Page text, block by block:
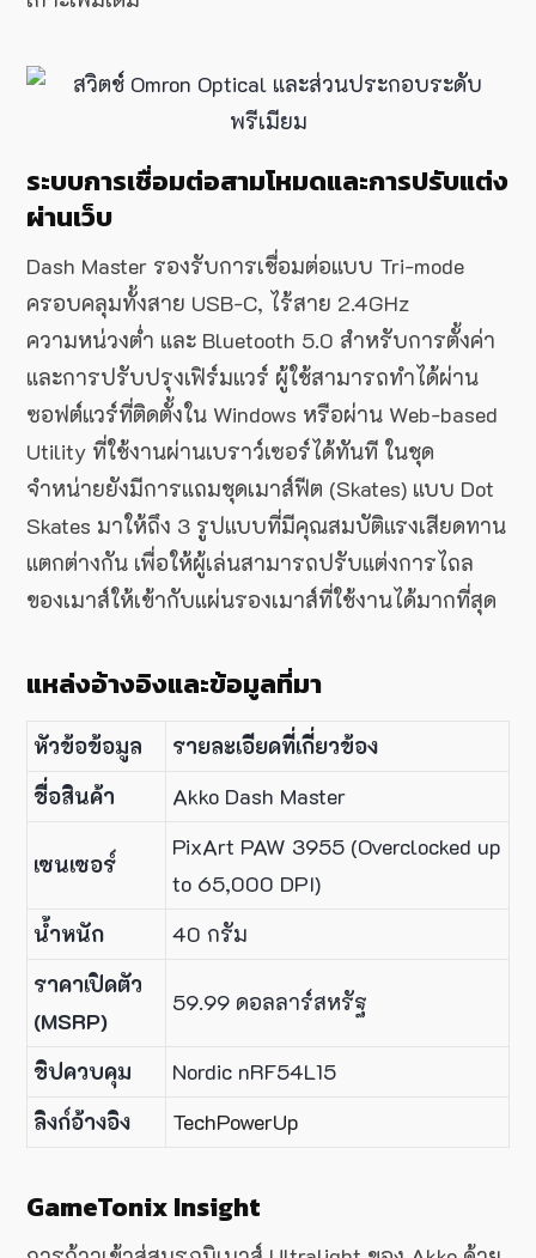
ระบบการเชื่อมต่อสามโหมดและการปรับแต่ง
ผ่านเว็บ
Dash Master รองรับการเชื่อมต่อแบบ Tri-mode
ครอบคลุมทั้งสาย USB-C, ไร้สาย 2.4GHz
ความหน่วงต่ำ และ Bluetooth 5.0 สำหรับการตั้งค่า
และการปรับปรุงเฟิร์มแวร์ ผู้ใช้สามารถทำได้ผ่าน
ซอฟต์แวร์ที่ติดตั้งใน Windows หรือผ่าน Web-based
Utility ที่ใช้งานผ่านเบราว์เซอร์ได้ทันที ในชุด
จำหน่ายยังมีการแถมชุดเมาส์ฟีต (Skates) แบบ Dot
Skates มาให้ถึง 3 รูปแบบที่มีคุณสมบัติแรงเสียดทาน
แตกต่างกัน เพื่อให้ผู้เล่นสามารถปรับแต่งการไถล
ของเมาส์ให้เข้ากับแผ่นรองเมาส์ที่ใช้งานได้มากที่สุด
แหล่งอ้างอิงและข้อมูลที่มา
หัวข้อข้อมูล
รายละเอียดที่เกี่ยวข้อง
ชื่อสินค้า
Akko Dash Master
เซนเซอร์
PixArt PAW 3955 (Overclocked up
to 65,000 DPI)
น้ำหนัก
40 กรัม
ราคาเปิดตัว
(MSRP)
59.99 ดอลลาร์สหรัฐ
ชิปควบคุม
Nordic nRF54L15
ลิงก์อ้างอิง
TechPowerUp
GameTonix Insight